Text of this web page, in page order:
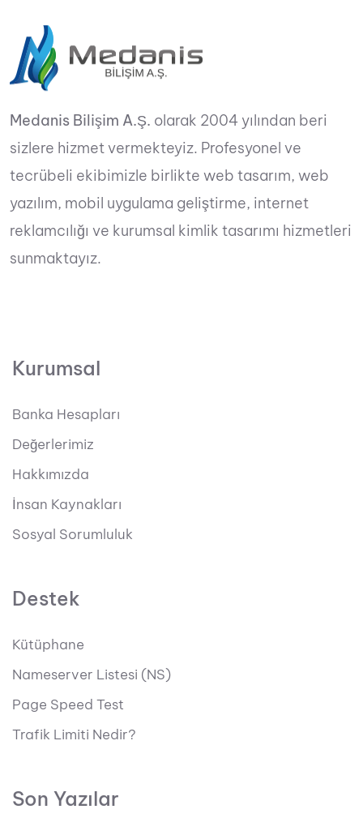
Medanis Bilişim A.Ş. olarak 2004 yılından beri
sizlere hizmet vermekteyiz. Profesyonel ve
tecrübeli ekibimizle birlikte web tasarım, web
yazılım, mobil uygulama geliştirme, internet
reklamcılığı ve kurumsal kimlik tasarımı hizmetleri
sunmaktayız.
Kurumsal
Banka Hesapları
Değerlerimiz
Hakkımızda
İnsan Kaynakları
Sosyal Sorumluluk
Destek
Kütüphane
Nameserver Listesi (NS)
Page Speed Test
Trafik Limiti Nedir?
Son Yazılar